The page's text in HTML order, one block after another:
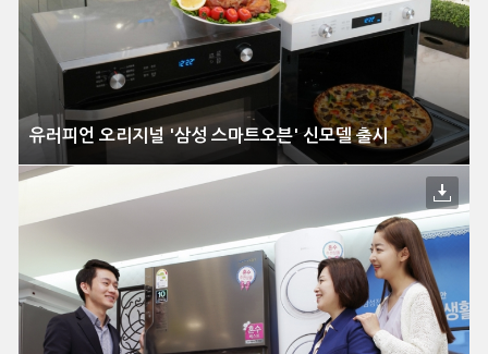
유러피언 오리지널 '삼성 스마트오븐' 신모델 출시